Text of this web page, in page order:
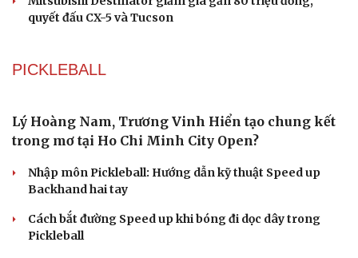
hơn 2,9 tỷ đồng
Triumph Tracker 400 và Thruxton 400 ra mắt: Thiết kế
độc đáo, động cơ mạnh hơn
Mitsubishi Destinator giảm giá gần 80 triệu đồng,
quyết đấu CX-5 và Tucson